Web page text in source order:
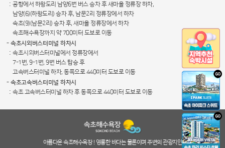
: 공항에서 하왕도리 남양6번 버스 승차 후 새마을 정류장 하차,
남양(6)(하왕도리) 승차 후, 남문2리 정류장에서 하차
속초(9)(남문2리) 승차 후, 새마을 정류장에서 하차
속초해수욕장까지 약 700미터 도보로 이동
- 속초시외버스터미널 하차시
: 속초시외버스터미널에서 정류장에서
7-1번, 9-1번, 9번 버스 탑승 후
고속버스터미널 하차, 동쪽으로 440미터 도보로 이동
- 속초고속버스터미널 하차시
: 속초 고속버스터미널 하차 후 동쪽으로 440미터 도보로 이동
아름다운 속초해수욕장 ! 영롱한 바다는 물론이며 주변의 관광지인